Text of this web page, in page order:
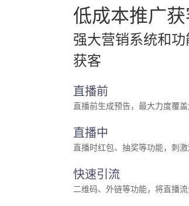
低成本推广
强大营销系统和
获客
直播前
直播前生成预告，最大力度覆
直播中
直播时红包、抽奖等功能，刺
快速引流
二维码、外链等功能，将直播